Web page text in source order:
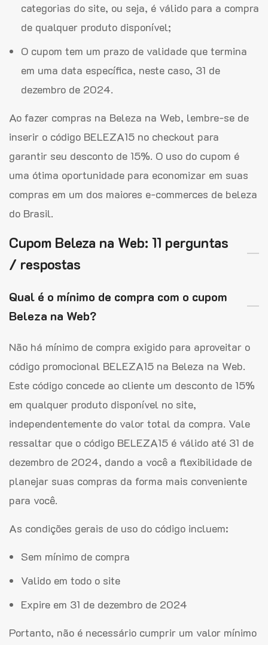
categorias do site, ou seja, é válido para a compra
de qualquer produto disponível;
O cupom tem um prazo de validade que termina
em uma data específica, neste caso, 31 de
dezembro de 2024.
Ao fazer compras na Beleza na Web, lembre-se de
inserir o código BELEZA15 no checkout para
garantir seu desconto de 15%. O uso do cupom é
uma ótima oportunidade para economizar em suas
compras em um dos maiores e-commerces de beleza
do Brasil.
Cupom Beleza na Web: 11 perguntas
/ respostas
Qual é o mínimo de compra com o cupom
Beleza na Web?
Não há mínimo de compra exigido para aproveitar o
código promocional BELEZA15 na Beleza na Web.
Este código concede ao cliente um desconto de 15%
em qualquer produto disponível no site,
independentemente do valor total da compra. Vale
ressaltar que o código BELEZA15 é válido até 31 de
dezembro de 2024, dando a você a flexibilidade de
planejar suas compras da forma mais conveniente
para você.
As condições gerais de uso do código incluem:
Sem mínimo de compra
Valido em todo o site
Expire em 31 de dezembro de 2024
Portanto, não é necessário cumprir um valor mínimo